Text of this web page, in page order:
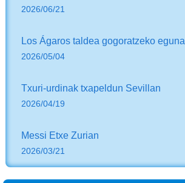
2026/06/21
Los Ágaros taldea gogoratzeko eguna
2026/05/04
Txuri-urdinak txapeldun Sevillan
2026/04/19
Messi Etxe Zurian
2026/03/21